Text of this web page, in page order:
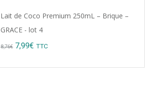
Lait de Coco Premium 250mL – Brique –
GRACE - lot 4
8,76€ Original
7,99€ Current
TTC